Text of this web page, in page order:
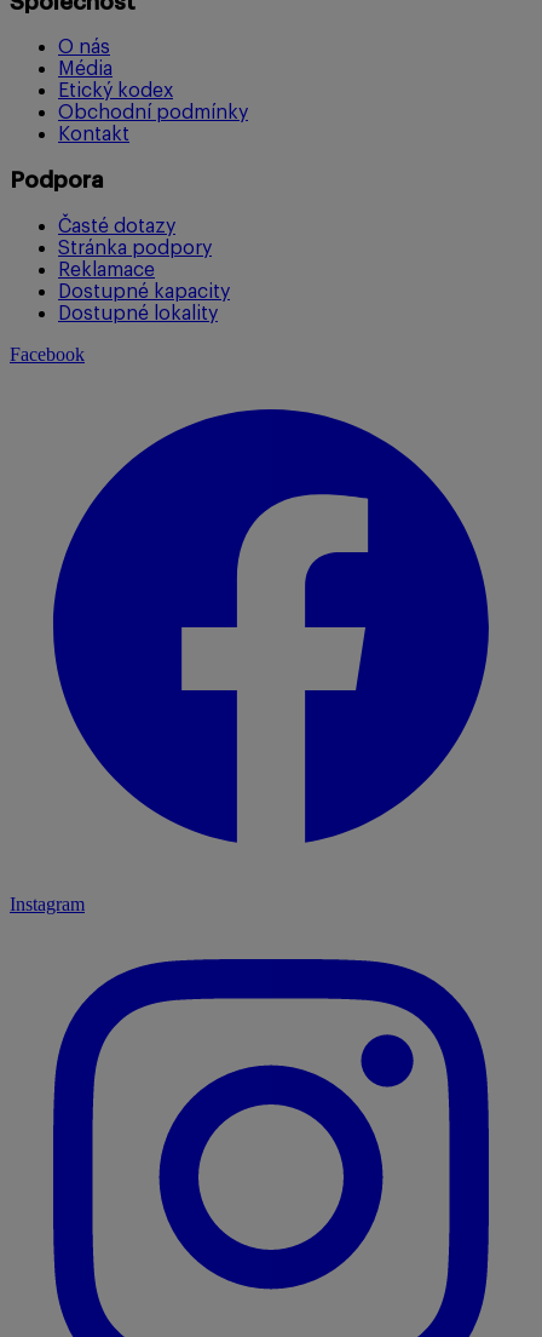
O nás
Média
Etický kodex
Obchodní podmínky
Kontakt
Podpora
Časté dotazy
Stránka podpory
Reklamace
Dostupné kapacity
Dostupné lokality
Facebook
Instagram